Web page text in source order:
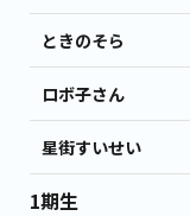
ときのそら
ロボ子さん
星街すいせい
1期生